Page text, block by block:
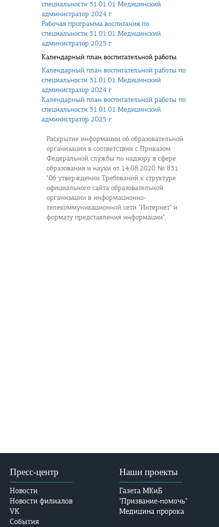
специальности 31.01.01 Медицинский
администратор 2024 г
Рабочая программа воспитания по
специальности 31.01.01 Медицинский
администратор 2025 г
Календарный план воспитательной работы
Календарный план воспитательной работы по
специальности 31.01.01 Медицинский
администратор 2024 г
Календарный план воспитательной работы по
специальности 31.01.01 Медицинский
администратор 2025 г
Раскрытие информации об образовательной
организации в соответствии с Приказом
Федеральной службы по надзору в сфере
образования и науки от 14.08.2020 № 831
"Об утверждении Требований к структуре
официального сайта образовательной
организации в информационно-
телекоммуникационной сети "Интернет" и
формату представления информации".
Пресс-центр
Новости
Новости филиалов
VK
События
Наши проекты
Газета МКиБ
"Призвание-помочь"
Медицина пророка